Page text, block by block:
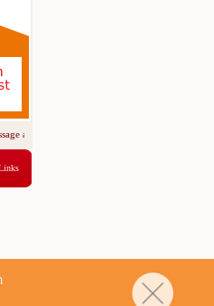
ab nur 5,95 € für 3 Tage!